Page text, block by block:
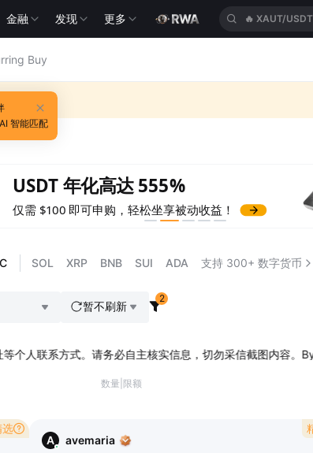
金融 发现 更多 🔥 HEIUSDT
Buy
USDT 年化高达 555%
仅需 $100 即可申购，轻松坐享被动收益！
SOL XRP BNB SUI ADA 支持 300+ 数字货币
暂不刷新
2
系方式。请务必自主核实信息，切勿采信截图内容。
数量 限额
选
A
avemaria
智能匹配